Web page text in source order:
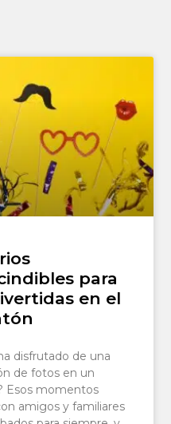
para
en el
disfrutado de una
de fotos en un
Esos momentos
amigos y familiares